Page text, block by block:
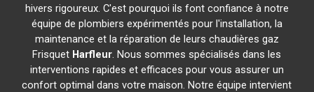
hivers rigoureux. C'est pourquoi ils font confiance à notre
équipe de plombiers expérimentés pour l'installation, la
maintenance et la réparation de leurs chaudières gaz
Frisquet Harfleur. Nous sommes spécialisés dans les
interventions rapides et efficaces pour vous assurer un
confort optimal dans votre maison. Notre équipe intervient